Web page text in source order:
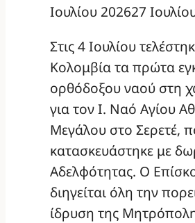
Ιουλίου 202627
Στις 4 Ιουλίου
Κολομβία τα πρώτα
ορθόδοξου ναού στη
για τον Ι. Ναό Αγίου
Μεγάλου στο Σερετέ,
κατασκευάστηκε με
Αδελφότητας. Ο
διηγείται όλη την
ίδρυση της